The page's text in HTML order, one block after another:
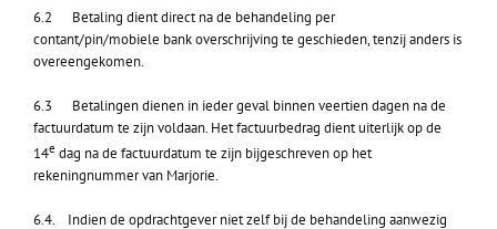
6.2 Betaling dient direct na de behandeling per
contant/pin/mobiele bank overschrijving te geschieden, tenzij anders is
overeengekomen.
6.3 Betalingen dienen in ieder geval binnen veertien dagen na de
factuurdatum te zijn voldaan. Het factuurbedrag dient uiterlijk op de
14e dag na de factuurdatum te zijn bijgeschreven op het
rekeningnummer van Marjorie.
6.4. Indien de opdrachtgever niet zelf bij de behandeling aanwezig